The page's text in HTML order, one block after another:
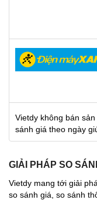
Vietdy không bán
sánh giá theo ngày
GIẢI PHÁP SO
Vietdy mang tới giải
so sánh giá, so sánh